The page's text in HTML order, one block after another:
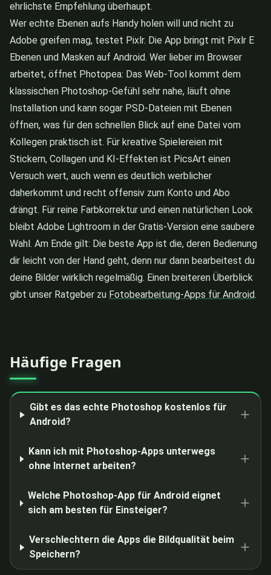
ehrlichste Empfehlung überhaupt.
Wer echte Ebenen aufs Handy holen will und nicht zu
Adobe greifen mag, testet Pixlr. Die App bringt mit Pixlr E
Ebenen und Masken auf Android. Wer lieber im Browser
arbeitet, öffnet Photopea: Das Web-Tool kommt dem
klassischen Photoshop-Gefühl sehr nahe, läuft ohne
Installation und kann sogar PSD-Dateien mit Ebenen
öffnen, was für den schnellen Blick auf eine Datei vom
Kollegen praktisch ist. Für kreative Spielereien mit
Stickern, Collagen und KI-Effekten ist PicsArt einen
Versuch wert, auch wenn es deutlich werblicher
daherkommt und recht offensiv zum Konto und Abo
drängt. Für reine Farbkorrektur und einen natürlichen Look
bleibt Adobe Lightroom in der Gratis-Version eine saubere
Wahl. Am Ende gilt: Die beste App ist die, deren Bedienung
dir leicht von der Hand geht, denn nur dann bearbeitest du
deine Bilder wirklich regelmäßig. Einen breiteren Überblick
gibt unser Ratgeber zu Fotobearbeitung-Apps für Android.
Häufige Fragen
Gibt es das echte Photoshop kostenlos für
Android?
Kann ich mit Photoshop-Apps unterwegs
ohne Internet arbeiten?
Welche Photoshop-App für Android eignet
sich am besten für Einsteiger?
Verschlechtern die Apps die Bildqualität beim
Speichern?